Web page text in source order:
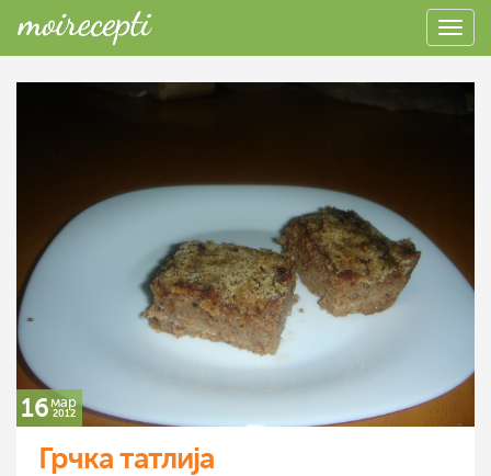
16мар
2012
Грчка татлија